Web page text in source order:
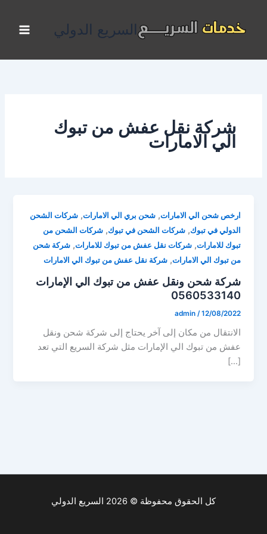
المحتوى
السريع الدولي
شركة نقل عفش من تبوك
الي الامارات
ارخص شحن الي الامارات,شحن بري الي الامارات,شركات الشحن
الدولي في تبوك,شركات الشحن في تبوك,شركات الشحن من
تبوك للامارات,شركات نقل عفش من تبوك للامارات,شركة شحن
من تبوك الي الامارات,شركة نقل عفش من تبوك الي الامارات
شركة شحن ونقل عفش من تبوك الي الإمارات
0560533140
admin /12/08/2022
الانتقال من مكان إلى آخر يحتاج إلى شركة شحن ونقل
عفش من تبوك الي الإمارات مثل شركة السريع التي تعد
[…]
كل الحقوق محفوظة © 2026 السريع الدولي